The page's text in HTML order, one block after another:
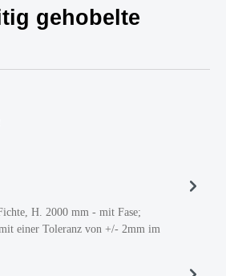
gehobelte
H. 2000 mm - mit Fase;
einer Toleranz von +/- 2mm im